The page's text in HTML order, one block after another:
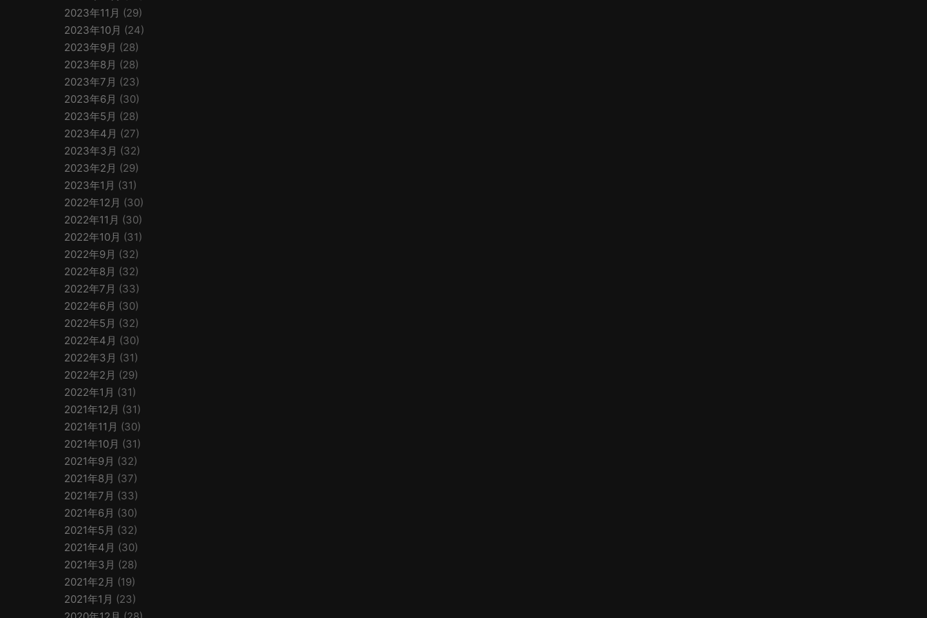
2023年11月 (29)
2023年10月 (24)
2023年9月 (28)
2023年8月 (28)
2023年7月 (23)
2023年6月 (30)
2023年5月 (28)
2023年4月 (27)
2023年3月 (32)
2023年2月 (29)
2023年1月 (31)
2022年12月 (30)
2022年11月 (30)
2022年10月 (31)
2022年9月 (32)
2022年8月 (32)
2022年7月 (33)
2022年6月 (30)
2022年5月 (32)
2022年4月 (30)
2022年3月 (31)
2022年2月 (29)
2022年1月 (31)
2021年12月 (31)
2021年11月 (30)
2021年10月 (31)
2021年9月 (32)
2021年8月 (37)
2021年7月 (33)
2021年6月 (30)
2021年5月 (32)
2021年4月 (30)
2021年3月 (28)
2021年2月 (19)
2021年1月 (23)